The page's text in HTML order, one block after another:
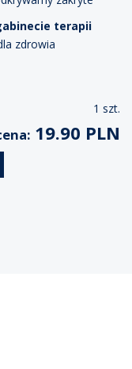
terapii
zdrowia
1 szt.
19.90 PLN